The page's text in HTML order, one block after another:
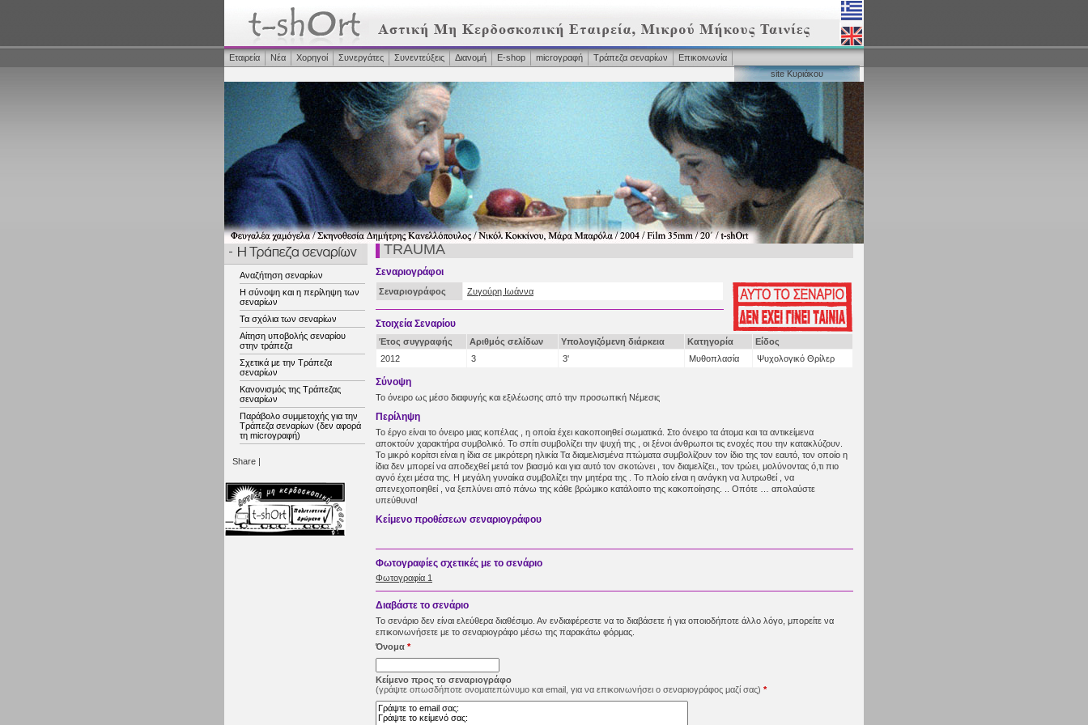
Εταιρεία Νέα Χορηγοί Συνεργάτες Συνεντεύξεις Διανομή Ε-shop microγραφή Τράπεζα σεναρίων
Επικοινωνία
site Κυριάκου
Αναζήτηση σεναρίων
Η σύνοψη και η περίληψη των
σεναρίων
Τα σχόλια των σεναρίων
Αίτηση υποβολής σεναρίου
στην τράπεζα
Σχετικά με την Τράπεζα
σεναρίων
Κανονισμός της Τράπεζας
σεναρίων
Παράβολο συμμετοχής για την
Τράπεζα σεναρίων (δεν αφορά
τη microγραφή)
Share |
TRAUMA
Σεναριογράφοι
Σεναριογράφος Ζυγούρη Ιωάννα
Στοιχεία Σεναρίου
Έτος συγγραφής Αριθμός σελίδων Υπολογιζόμενη διάρκεια Κατηγορία
Είδος
2012
3 3' Μυθοπλασία Ψυχολογικό Θρίλερ
Σύνοψη
Το όνειρο ως μέσο διαφυγής και εξιλέωσης από την προσωπική Νέμεσις
Περίληψη
Το έργο είναι το όνειρο μιας κοπέλας , η οποία έχει κακοποιηθεί σωματικά. Στο όνειρο τα άτομα και τα αντικείμενα
αποκτούν χαρακτήρα συμβολικό. Το σπίτι συμβολίζει την ψυχή της , οι ξένοι άνθρωποι τις ενοχές που την κατακλύζουν.
Το μικρό κορίτσι είναι η ίδια σε μικρότερη ηλικία Τα διαμελισμένα πτώματα συμβολίζουν τον ίδιο της τον εαυτό, τον οποίο η
ίδια δεν μπορεί να αποδεχθεί μετά τον βιασμό και για αυτό τον σκοτώνει , τον διαμελίζει., τον τρώει, μολύνοντας ό,τι πιο
αγνό έχει μέσα της. Η μεγάλη γυναίκα συμβολίζει την μητέρα της . Το πλοίο είναι η ανάγκη να λυτρωθεί , να
απενεχοποιηθεί , να ξεπλύνει από πάνω της κάθε βρώμικο κατάλοιπο της κακοποίησης. .. Οπότε … απολαύστε
υπεύθυνα!
Κείμενο προθέσεων σεναριογράφου
Φωτογραφίες σχετικές με το σενάριο
Φωτογραφία 1
Διαβάστε τo σενάριo
Το σενάριο δεν είναι ελεύθερα διαθέσιμο. Αν ενδιαφέρεστε να το διαβάσετε ή για οποιοδήποτε άλλο λόγο, μπορείτε να
επικοινωνήσετε με το σεναριογράφο μέσω της παρακάτω φόρμας.
Όνομα *
Κείμενο προς το σεναριογράφο
(γράψτε οπωσδήποτε ονοματεπώνυμο και email, για να επικοινωνήσει ο σεναριογράφος μαζί σας) *